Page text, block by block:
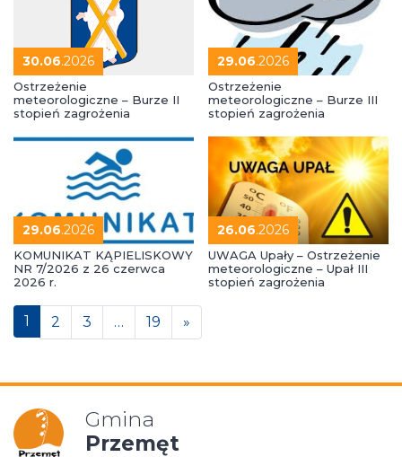
30.06.2026
Ostrzeżenie
meteorologiczne – Burze II
stopień zagrożenia
29.06.2026
Ostrzeżenie
meteorologiczne – Burze III
stopień zagrożenia
29.06.2026
KOMUNIKAT KĄPIELISKOWY
NR 7/2026 z 26 czerwca
2026 r.
26.06.2026
UWAGA Upały – Ostrzeżenie
meteorologiczne – Upał III
stopień zagrożenia
Posts navigation
1 2 3 … 19 »
Gmina
Przemęt